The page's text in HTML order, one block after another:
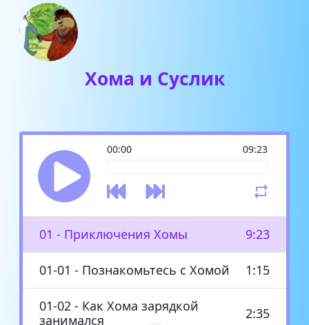
Хома и Суслик
00:00 09:23
01 - Приключения Хомы 9:23
01-01 - Познакомьтесь с Хомой 1:15
01-02 - Как Хома зарядкой
занимался
2:35